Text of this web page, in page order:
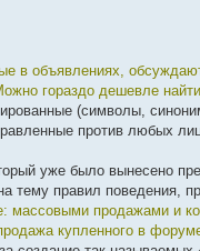
в объявлениях,
гораздо дешевле
(символы,
против любых
уже было вынесено
тему правил поведения,
массовыми продажами и
купленного в